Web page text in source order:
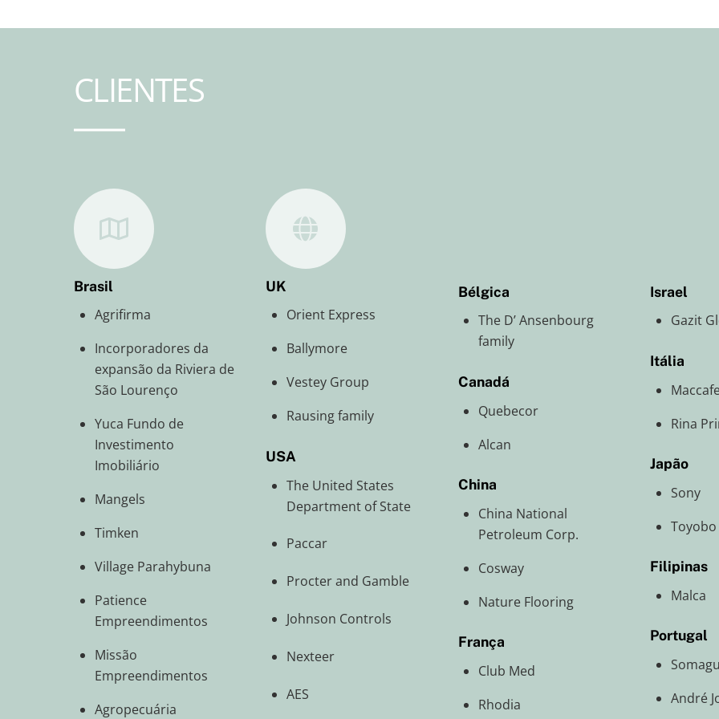
CLIENTES
Brasil
Agrifirma
Incorporadores da
expansão da Riviera de
São Lourenço
Yuca Fundo de
Investimento
Imobiliário
Mangels
Timken
Village Parahybuna
Patience
Empreendimentos
Missão
Empreendimentos
Agropecuária
UK
Orient Express
Ballymore
Vestey Group
Rausing family
USA
The United States
Department of State
Paccar
Procter and Gamble
Johnson Controls
Nexteer
AES
Bélgica
The D’ Ansenbourg
family
Canadá
Quebecor
Alcan
China
China National
Petroleum Corp.
Cosway
Nature Flooring
França
Club Med
Rhodia
Israel
Gazit
Itália
Rina
Japão
Sony
Toyobo
Filipinas
Malca
Portugal
André